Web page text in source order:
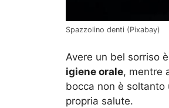
Spazzolino denti (Pixabay)
Avere un bel sorriso
igiene orale, mentre
bocca non è
propria salute.